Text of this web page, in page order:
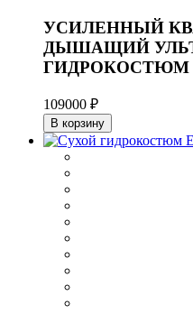
УСИЛЕННЫЙ
ДЫШАЩИЙ
ГИДРОКОСТЮМ
109000 ₽
В корзину